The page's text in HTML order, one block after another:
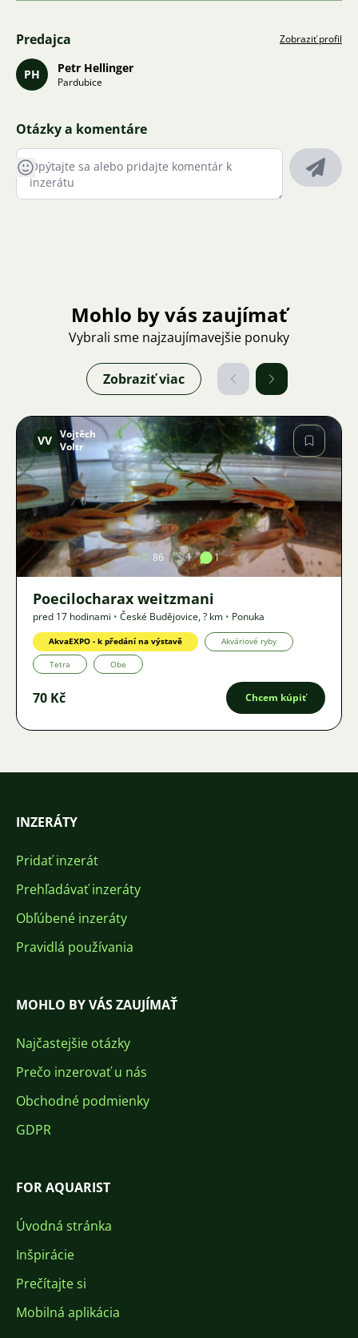
Predajca Zobraziť profil
PH Petr Hellinger
Pardubice
Otázky a komentáre
Mohlo by vás zaujímať
Vybrali sme najzaujímavejšie ponuky
Zobraziť viac
Obrázok
VV Vojtěch
Voltr
86 1 1
Poecilocharax weitzmani
pred 17 hodinami • České Budějovice,? km • Ponuka
AkvaEXPO - k předání na výstavě Akváriové ryby
Tetra Obe
70 Kč Chcem kúpiť
INZERÁTY
Pridať inzerát
Prehľadávať inzeráty
Obľúbené inzeráty
Pravidlá používania
MOHLO BY VÁS ZAUJÍMAŤ
Najčastejšie otázky
Prečo inzerovať u nás
Obchodné podmienky
GDPR
FOR AQUARIST
Úvodná stránka
Inšpirácie
Prečítajte si
Mobilná aplikácia